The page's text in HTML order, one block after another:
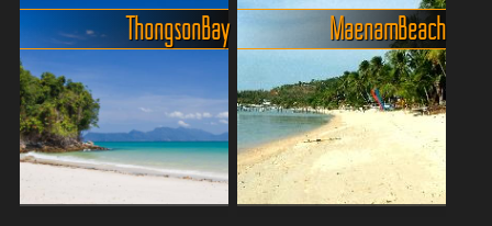
Der Coral Cove Beach auf
Koh Samui ist wie gemacht
für all jene, die dem Trubel
entfliehen und einen
weniger bekannten Strand
entdecken möchten. Die n...
kulinarischen Genuss trifft
An der Nordküste der Insel
Samui liegt der Bophut
Beach zwischen dem
[LI#216]Meanam Beach
östlich [/LI#216] und dem
[LI#215]Big Buddha
Beach[/LI#215] ...
Thongson Bay Maenam Beach